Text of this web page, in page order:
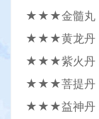
★★★金髓丸
★★★黄龙丹
★★★紫火丹
★★★菩提丹
★★★益神丹